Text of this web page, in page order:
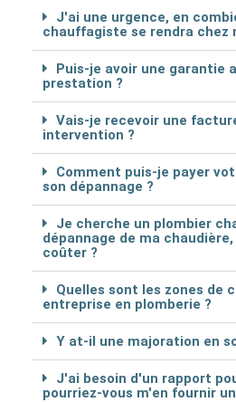
J'ai une urgence, en
chauffagiste se rendra chez
Puis-je avoir une garantie
prestation ?
Vais-je recevoir une
intervention ?
Comment puis-je payer
son dépannage ?
Je cherche un plombier
dépannage de ma
coûter ?
Quelles sont les zones de
entreprise en plomberie ?
Y at-il une majoration en
J'ai besoin d'un rapport
pourriez-vous m'en fournir